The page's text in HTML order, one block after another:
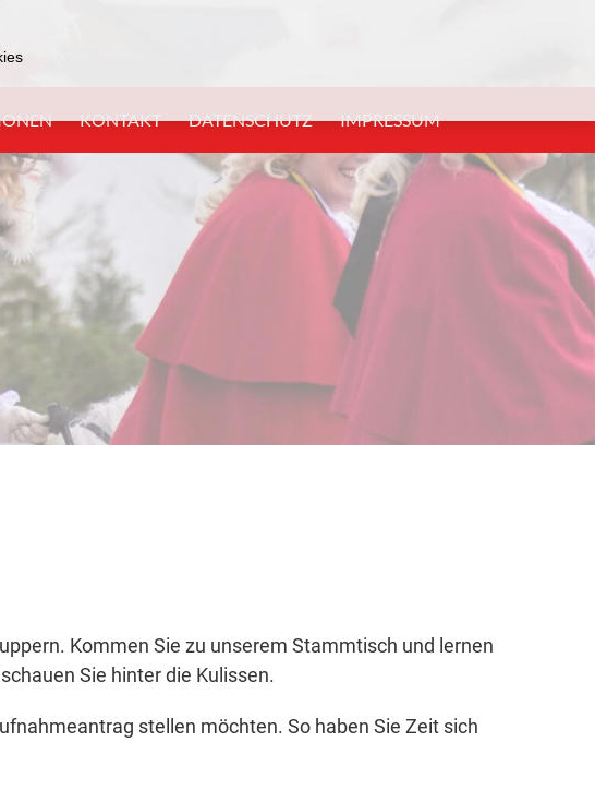
KONTAKT DATENSCHUTZ IMPRESSUM
Kommen Sie zu unserem Stammtisch und lernen
Sie hinter die Kulissen.
stellen möchten. So haben Sie Zeit sich